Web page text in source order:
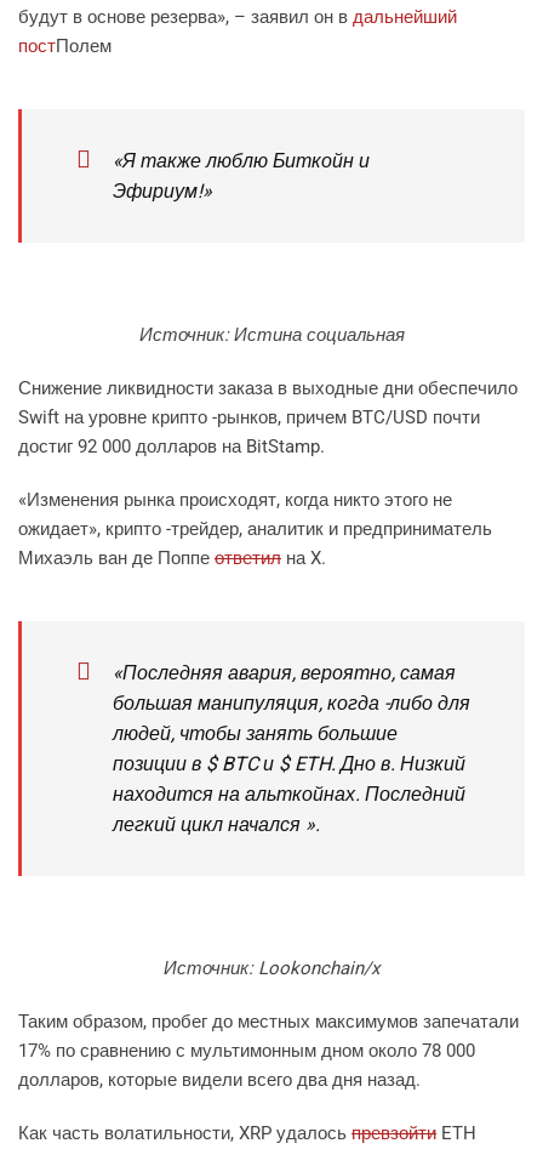
будут в основе резерва», – заявил он в дальнейший
постПолем
«Я также люблю Биткойн и
Эфириум!»
Источник: Истина социальная
Снижение ликвидности заказа в выходные дни обеспечило
Swift на уровне крипто -рынков, причем BTC/USD почти
достиг 92 000 долларов на BitStamp.
«Изменения рынка происходят, когда никто этого не
ожидает», крипто -трейдер, аналитик и предприниматель
Михаэль ван де Поппе ответил на X.
«Последняя авария, вероятно, самая
большая манипуляция, когда -либо для
людей, чтобы занять большие
позиции в $ BTC и $ ETH. Дно в. Низкий
находится на альткойнах. Последний
легкий цикл начался ».
Источник: Lookonchain/x
Таким образом, пробег до местных максимумов запечатали
17% по сравнению с мультимонным дном около 78 000
долларов, которые видели всего два дня назад.
Как часть волатильности, XRP удалось превзойти ETH